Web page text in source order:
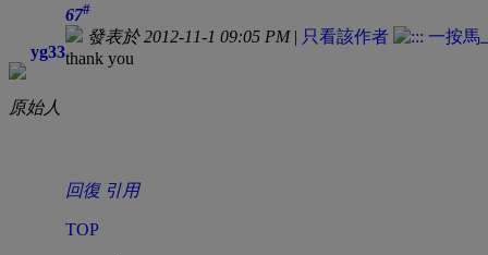
yg33
原始人
67#
發表於 2012-11-1 09:05 PM| 只看該作者
thank you
回復 引用
TOP